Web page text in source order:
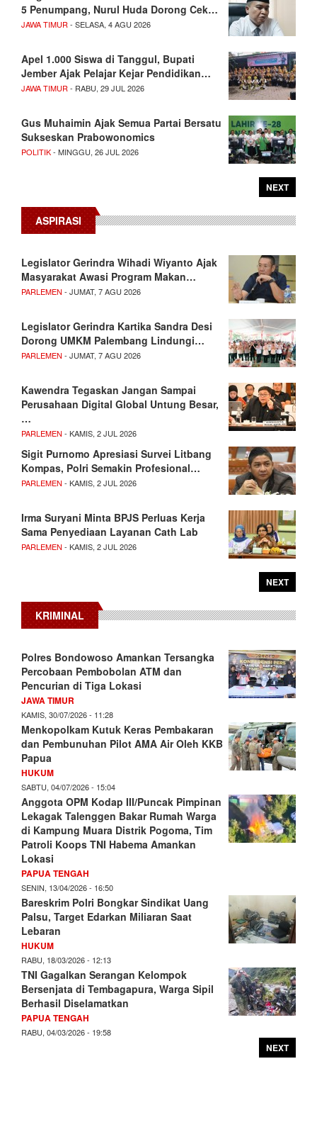
5 Penumpang, Nurul Huda Dorong Cek…
JAWA TIMUR - SELASA, 4 AGU 2026
Apel 1.000 Siswa di Tanggul, Bupati
Jember Ajak Pelajar Kejar Pendidikan…
JAWA TIMUR - RABU, 29 JUL 2026
Gus Muhaimin Ajak Semua Partai Bersatu
Sukseskan Prabowonomics
POLITIK- MINGGU, 26 JUL 2026
NEXT
ASPIRASI
Legislator Gerindra Wihadi Wiyanto Ajak
Masyarakat Awasi Program Makan…
PARLEMEN - JUMAT, 7 AGU 2026
Legislator Gerindra Kartika Sandra Desi
Dorong UMKM Palembang Lindungi…
PARLEMEN - JUMAT, 7 AGU 2026
Kawendra Tegaskan Jangan Sampai
Perusahaan Digital Global Untung Besar,
…
PARLEMEN - KAMIS, 2 JUL 2026
Sigit Purnomo Apresiasi Survei Litbang
Kompas, Polri Semakin Profesional…
PARLEMEN - KAMIS, 2 JUL 2026
Irma Suryani Minta BPJS Perluas Kerja
Sama Penyediaan Layanan Cath Lab
PARLEMEN - KAMIS, 2 JUL 2026
NEXT
KRIMINAL
Polres Bondowoso Amankan Tersangka
Percobaan Pembobolan ATM dan
Pencurian di Tiga Lokasi
JAWA TIMUR
KAMIS, 30/07/2026 - 11:28
Menkopolkam Kutuk Keras Pembakaran
dan Pembunuhan Pilot AMA Air Oleh KKB
Papua
HUKUM
SABTU, 04/07/2026 - 15:04
Anggota OPM Kodap III/Puncak Pimpinan
Lekagak Talenggen Bakar Rumah Warga
di Kampung Muara Distrik Pogoma, Tim
Patroli Koops TNI Habema Amankan
Lokasi
PAPUA TENGAH
SENIN, 13/04/2026 - 16:50
Bareskrim Polri Bongkar Sindikat Uang
Palsu, Target Edarkan Miliaran Saat
Lebaran
HUKUM
RABU, 18/03/2026 - 12:13
TNI Gagalkan Serangan Kelompok
Bersenjata di Tembagapura, Warga Sipil
Berhasil Diselamatkan
PAPUA TENGAH
RABU, 04/03/2026 - 19:58
NEXT